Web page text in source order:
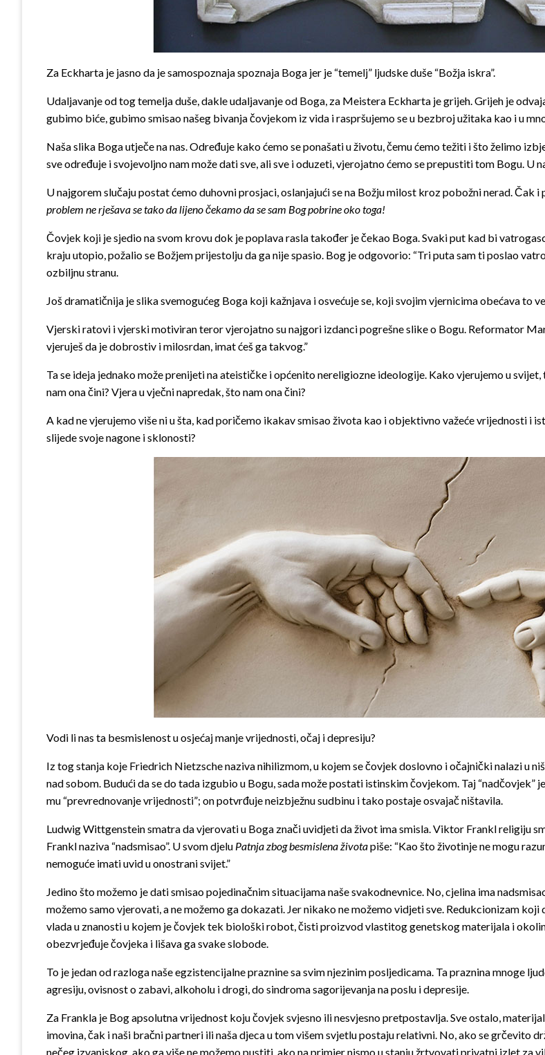
Za Eckharta je jasno da je samospoznaja spoznaja Boga jer je “temelj” ljudske duše “Božja iskra”.
Udaljavanje od tog temelja duše, dakle udaljavanje od Boga, za Meistera Eckharta je grijeh. Grijeh je
gubimo biće, gubimo smisao našeg bivanja čovjekom iz vida i raspršujemo se u bezbroj užitaka kao i u
Naša slika Boga utječe na nas. Određuje kako ćemo se ponašati u životu, čemu ćemo težiti i što želimo
sve određuje i svojevoljno nam može dati sve, ali sve i oduzeti, vjerojatno ćemo se prepustiti tom Bogu. U
U najgorem slučaju postat ćemo duhovni prosjaci, oslanjajući se na Božju milost kroz pobožni nerad.
problem ne rješava se tako da lijeno čekamo da se sam Bog pobrine oko toga!
Čovjek koji je sjedio na svom krovu dok je poplava rasla također je čekao Boga. Svaki put kad bi
kraju utopio, požalio se Božjem prijestolju da ga nije spasio. Bog je odgovorio: “Tri puta sam ti poslao
ozbiljnu stranu.
Još dramatičnija je slika svemogućeg Boga koji kažnjava i osvećuje se, koji svojim vjernicima obećava to
Vjerski ratovi i vjerski motiviran teror vjerojatno su najgori izdanci pogrešne slike o Bogu. Reformator
vjeruješ da je dobrostiv i milosrdan, imat ćeš ga takvog.”
Ta se ideja jednako može prenijeti na ateističke i općenito nereligiozne ideologije. Kako vjerujemo u
nam ona čini? Vjera u vječni napredak, što nam ona čini?
A kad ne vjerujemo više ni u šta, kad poričemo ikakav smisao života kao i objektivno važeće vrijednosti i
slijede svoje nagone i sklonosti?
Vodi li nas ta besmislenost u osjećaj manje vrijednosti, očaj i depresiju?
Iz tog stanja koje Friedrich Nietzsche naziva nihilizmom, u kojem se čovjek doslovno i očajnički nalazi u
nad sobom. Budući da se do tada izgubio u Bogu, sada može postati istinskim čovjekom. Taj
mu “prevrednovanje vrijednosti”; on potvrđuje neizbježnu sudbinu i tako postaje osvajač ništavila.
Ludwig Wittgenstein smatra da vjerovati u Boga znači uvidjeti da život ima smisla. Viktor Frankl religiju
Frankl naziva “nadsmisao”. U svom djelu Patnja zbog besmislena životapiše: “Kao što životinje ne mogu
nemoguće imati uvid u onostrani svijet.”
Jedino što možemo je dati smisao pojedinačnim situacijama naše svakodnevnice. No, cjelina ima
možemo samo vjerovati, a ne možemo ga dokazati. Jer nikako ne možemo vidjeti sve. Redukcionizam koji
vlada u znanosti u kojem je čovjek tek biološki robot, čisti proizvod vlastitog genetskog materijala i
obezvrjeđuje čovjeka i lišava ga svake slobode.
To je jedan od razloga naše egzistencijalne praznine sa svim njezinim posljedicama. Ta praznina mnoge
agresiju, ovisnost o zabavi, alkoholu i drogi, do sindroma sagorijevanja na poslu i depresije.
Za Frankla je Bog apsolutna vrijednost koju čovjek svjesno ili nesvjesno pretpostavlja. Sve ostalo,
imovina, čak i naši bračni partneri ili naša djeca u tom višem svjetlu postaju relativni. No, ako se grčevito
nečeg izvanjskog, ako ga više ne možemo pustiti, ako na primjer nismo u stanju žrtvovati privatni izlet za